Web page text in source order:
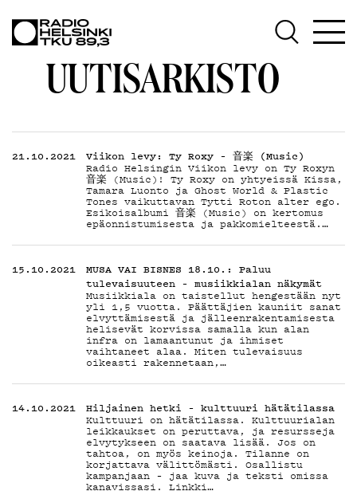
UUTISARKISTO
21.10.2021 Viikon levy: Ty Roxy – 音楽 (Music)
Radio Helsingin Viikon levy on Ty Roxyn
音楽 (Music)! Ty Roxy on yhtyeissä Kissa,
Tamara Luonto ja Ghost World & Plastic
Tones vaikuttavan Tytti Roton alter ego.
Esikoisalbumi 音楽 (Music) on kertomus
epäonnistumisesta ja pakkomielteestä.…
15.10.2021
MUSA VAI BISNES 18.10.: Paluu
tulevaisuuteen – musiikkialan näkymät
Musiikkiala on taistellut hengestään nyt
yli 1,5 vuotta. Päättäjien kauniit sanat
elvyttämisestä ja jälleenrakentamisesta
helisevät korvissa samalla kun alan
infra on lamaantunut ja ihmiset
vaihtaneet alaa. Miten tulevaisuus
oikeasti rakennetaan,…
14.10.2021 Hiljainen hetki – kulttuuri hätätilassa
Kulttuuri on hätätilassa. Kulttuurialan
leikkaukset on peruttava, ja resursseja
elvytykseen on saatava lisää. Jos on
tahtoa, on myös keinoja. Tilanne on
korjattava välittömästi. Osallistu
kampanjaan – jaa kuva ja teksti omissa
kanavissasi. Linkki…